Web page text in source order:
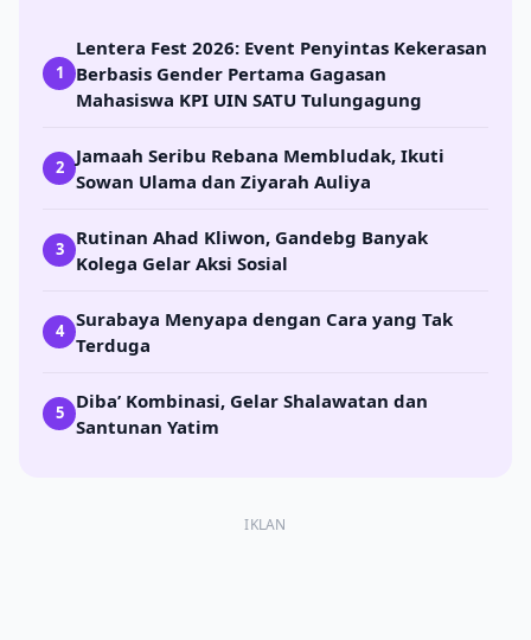
1
Lentera Fest 2026: Event Penyintas Kekerasan
Berbasis Gender Pertama Gagasan
Mahasiswa KPI UIN SATU Tulungagung
2
Jamaah Seribu Rebana Membludak, Ikuti
Sowan Ulama dan Ziyarah Auliya
3
Rutinan Ahad Kliwon, Gandebg Banyak
Kolega Gelar Aksi Sosial
4
Surabaya Menyapa dengan Cara yang Tak
Terduga
5
Diba’ Kombinasi, Gelar Shalawatan dan
Santunan Yatim
IKLAN